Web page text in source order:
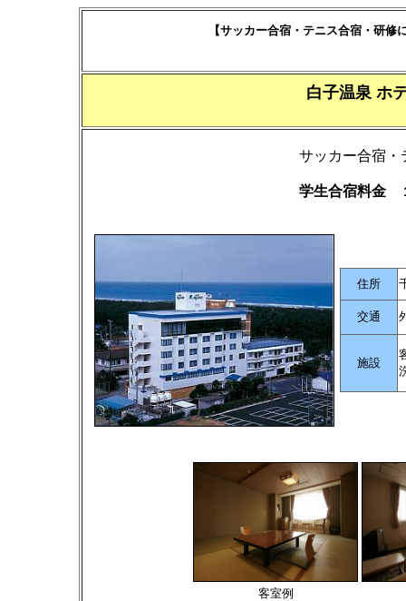
【サッカー合宿・テニス合宿・研
白子温泉 ホ
サッカー合宿・
学生合宿料金
住所
交通
施設
客室例